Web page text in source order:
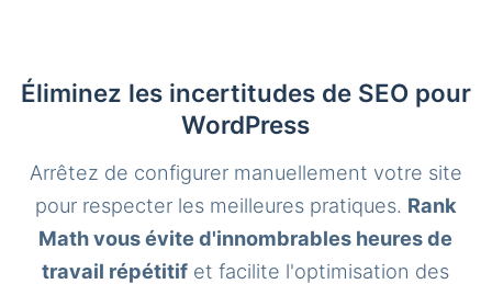
Éliminez les incertitudes de SEO pour
WordPress
Arrêtez de configurer manuellement votre site
pour respecter les meilleures pratiques. Rank
Math vous évite d'innombrables heures de
travail répétitif et facilite l'optimisation des